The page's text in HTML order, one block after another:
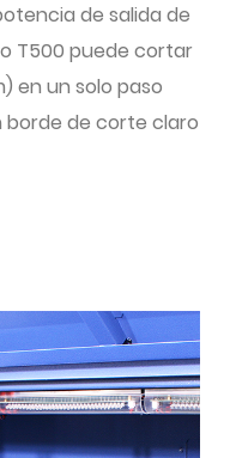
de salida de
T500 puede cortar
en un solo paso
de corte claro